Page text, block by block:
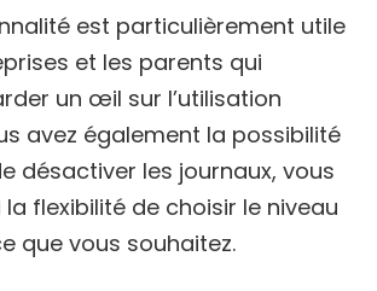
est particulièrement utile
et les parents qui
un œil sur l’utilisation
avez également la possibilité
désactiver les journaux, vous
flexibilité de choisir le niveau
que vous souhaitez.